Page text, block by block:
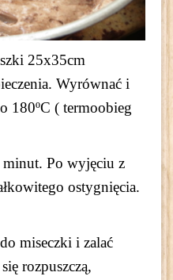
25x35cm
Wyrównać i
180ºC ( termoobieg
minut. Po wyjęciu z
ostygnięcia.
miseczki i zalać
rozpuszczą,